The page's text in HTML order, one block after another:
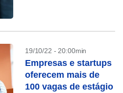
19/10/22 - 20:00min
Empresas e startups
oferecem mais de
100 vagas de estágio